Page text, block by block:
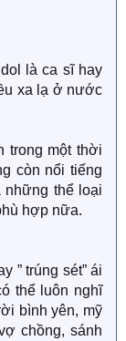
là ca sĩ hay
xa lạ ở nước
trong một thời
còn nổi tiếng
những thể loại
hợp nữa.
” trúng sét” ái
thể luôn nghĩ
bình yên, mỹ
chồng, sánh